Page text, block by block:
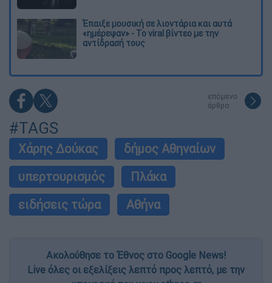
Έπαιξε μουσική σε λιοντάρια και αυτά
«ημέρεψαν» - Το viral βίντεο με την
αντίδρασή τους
επόμενο
άρθρο
#TAGS
Χάρης Δούκας
δήμος Αθηναίων
υπερτουρισμός
Πλάκα
ειδήσεις τώρα
Aθήνα
Ακολούθησε το Έθνος στο Google News!
Live όλες οι εξελίξεις λεπτό προς λεπτό, με την